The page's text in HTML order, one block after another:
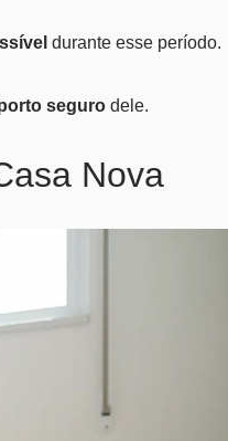
durante esse período.
segurodele.
Nova